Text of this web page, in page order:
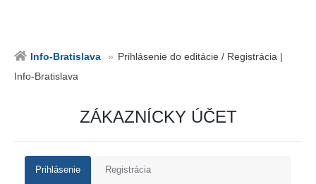
Info-Bratislava
Prihlásenie do editácie / Registrácia |
Info-Bratislava
ZÁKAZNÍCKY ÚČET
Prihlásenie Registrácia